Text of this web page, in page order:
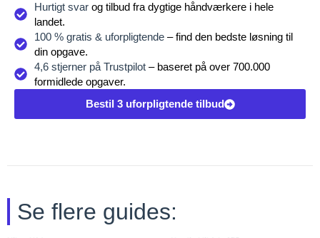
Hurtigt svarog tilbud fra dygtige håndværkere i hele
landet.
100 % gratis & uforpligtende– find den bedste løsning til
din opgave.
4,6 stjerner på Trustpilot– baseret på over 700.000
formidlede opgaver.
Bestil 3 uforpligtende tilbud
Se flere guides: